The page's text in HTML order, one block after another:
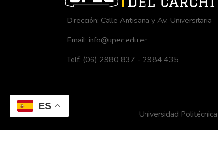
ES
Dirección: Calle Antisana y Av. Universitaria
Email: info@upec.edu.ec
Telf: (06) 2980 837 - 2984 435
Universidad